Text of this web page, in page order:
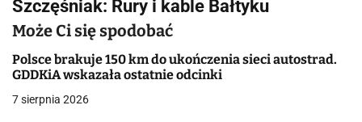
g
a
c
Szczęśniak: Rury i kable Bałtyku
Może Ci się spodobać
Polsce brakuje 150 km do ukończenia sieci autostrad.
GDDKiA wskazała ostatnie odcinki
7 sierpnia 2026